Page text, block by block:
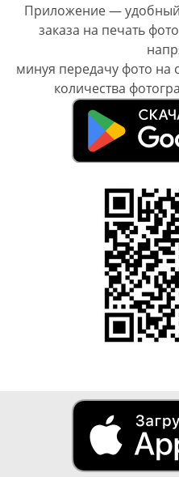
Приложение —
заказа на печать
минуя передачу фото на
количества